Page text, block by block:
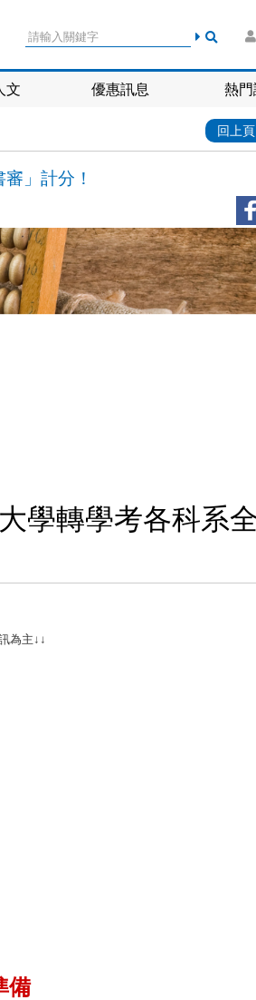
文 優惠訊息 熱
回上頁
」計分！
學轉學考各科系
為主↓↓
備